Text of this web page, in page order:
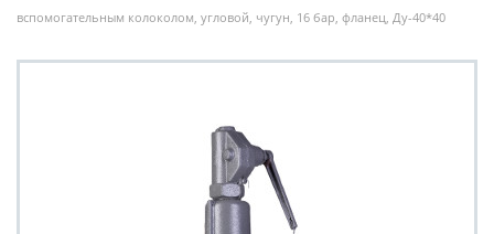
вспомогательным колоколом, угловой, чугун, 16 бар, фланец, Ду-40*40